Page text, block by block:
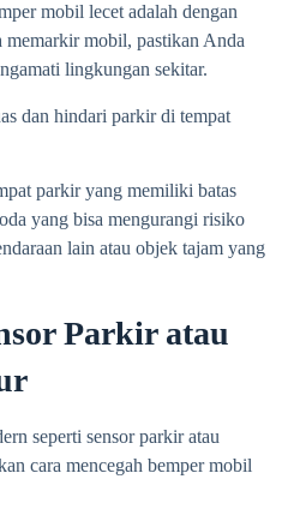
mobil lecet adalah dengan
mobil, pastikan Anda
lingkungan sekitar.
dan hindari parkir di tempat
parkir yang memiliki batas
yang bisa mengurangi risiko
lain atau objek tajam yang
Parkir atau
seperti sensor parkir atau
cara mencegah bemper mobil